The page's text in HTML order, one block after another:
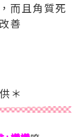
而且角質死
善
＊